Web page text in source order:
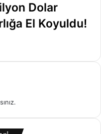
Dolar
El Koyuldu!
.